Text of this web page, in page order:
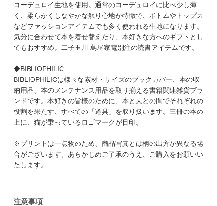
コーデュロイ生地を使用。通常のコーデュロイに比べ少し薄
く、柔らかくしなやかな触り心地が特徴で、ボトムやトップス
などファッションアイテムでも多く使われる生地になります。
気分に合わせて本を着せ替えたり、本好きな方へのギフトとし
てもおすすめ。二子玉川 蔦屋家電別注の読書アイテムです。
◆BIBLIOPHILIC
BIBLIOPHILICは様々な素材・サイズのブックカバー、本の収
納用品、本のメンテナンス用品を取り揃える書籍関連雑貨ブラ
ンドです。本好きの皆様のために、本と人との間でそれぞれの
役割を果たす、すべての「道具」を取り扱います。三冊の本の
上に、猫が乗っているロゴマークが目印。
※プリントは一点物のため、商品写真とは柄の出方が異なる場
合がございます。あらかじめご了承のうえ、ご購入をお願いい
たします。
注意事項